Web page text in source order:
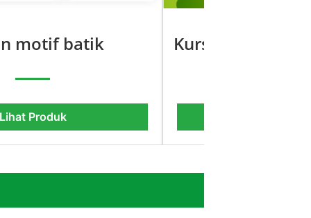
motif batik
Produk
Kursi Motif Tulip